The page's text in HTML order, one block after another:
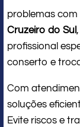
problemas
Cruzeiro do Sul
profissional
conserto e
Com
soluções
Evite riscos e